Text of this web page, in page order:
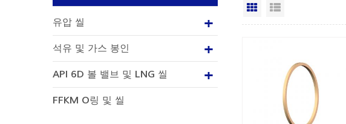
격자보기
유압 씰
석유 및 가스 봉인
API 6D 볼 밸브 및 LNG 씰
FFKM O링 및 씰